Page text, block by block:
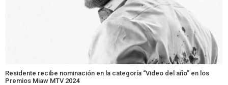
Residente recibe nominación en la categoría “Video del año” en los
Premios Miaw MTV 2024